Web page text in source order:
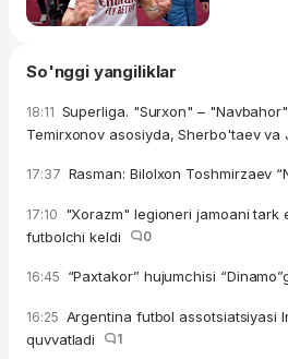
So'nggi yangiliklar
18:11 Superliga. "Surxon" –
Temirxonov asosiyda, Sherbo'taev va
17:37 Rasman: Bilolxon Toshmirzaev
17:10 "Xorazm" legioneri jamoani tark
futbolchi keldi
0
16:45 “Paxtakor” hujumchisi
16:25 Argentina futbol assotsiatsiyasi
quvvatladi
1